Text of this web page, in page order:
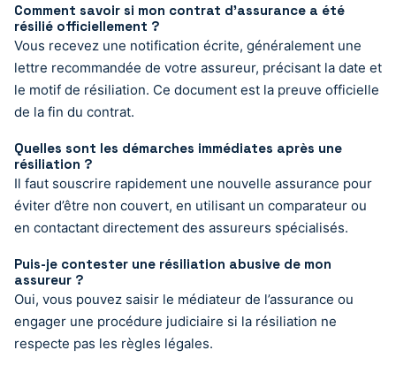
Comment savoir si mon contrat d’assurance a été
résilié officiellement ?
Vous recevez une notification écrite, généralement une
lettre recommandée de votre assureur, précisant la date et
le motif de résiliation. Ce document est la preuve officielle
de la fin du contrat.
Quelles sont les démarches immédiates après une
résiliation ?
Il faut souscrire rapidement une nouvelle assurance pour
éviter d’être non couvert, en utilisant un comparateur ou
en contactant directement des assureurs spécialisés.
Puis-je contester une résiliation abusive de mon
assureur ?
Oui, vous pouvez saisir le médiateur de l’assurance ou
engager une procédure judiciaire si la résiliation ne
respecte pas les règles légales.